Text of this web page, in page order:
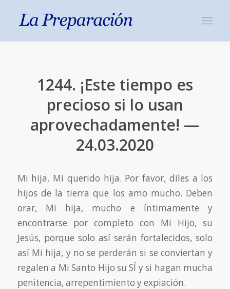
1244. ¡Este tiempo es
precioso si lo usan
aprovechadamente! —
24.03.2020
Mi hija. Mi querido hija. Por favor, diles a los
hijos de la tierra que los amo mucho. Deben
orar, Mi hija, mucho e íntimamente y
encontrarse por completo con Mi Hijo, su
Jesús, porque solo así serán fortalecidos, solo
así Mi hija, y no se perderán si se conviertan y
regalen a Mi Santo Hijo su SÍ y si hagan mucha
penitencia, arrepentimiento y expiación.